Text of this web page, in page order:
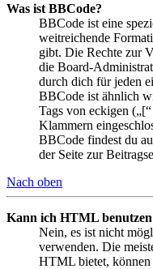
Was ist BBCode?
BBCode ist eine
weitreichende
gibt. Die Rechte zur
die Board-
durch dich für jeden
BBCode ist ähnlich
Tags von eckigen
Klammern
BBCode findest du
der Seite zur
Nach oben
Kann ich HTML
Nein, es ist nicht
verwenden. Die
HTML bietet, können